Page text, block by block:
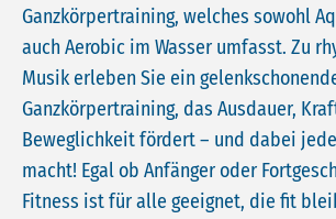
Ganzkörpertraining, welches sowohl
auch Aerobic im Wasser umfasst. Zu
Musik erleben Sie ein
Ganzkörpertraining, das Ausdauer,
Beweglichkeit fördert – und dabei
macht! Egal ob Anfänger oder
Fitness ist für alle geeignet, die fit